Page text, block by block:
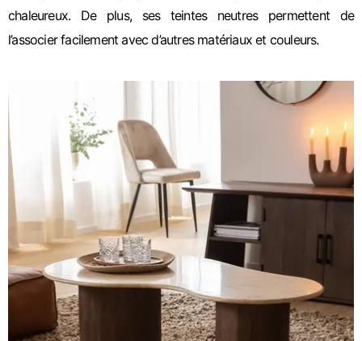
chaleureux. De plus, ses teintes neutres permettent de
l’associer facilement avec d’autres matériaux et couleurs.